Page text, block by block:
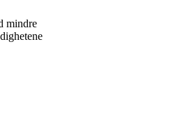
mindre